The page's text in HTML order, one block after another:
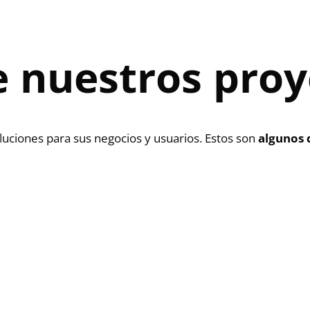
nuestros
para sus negocios y usuarios. Estos sonalgunos